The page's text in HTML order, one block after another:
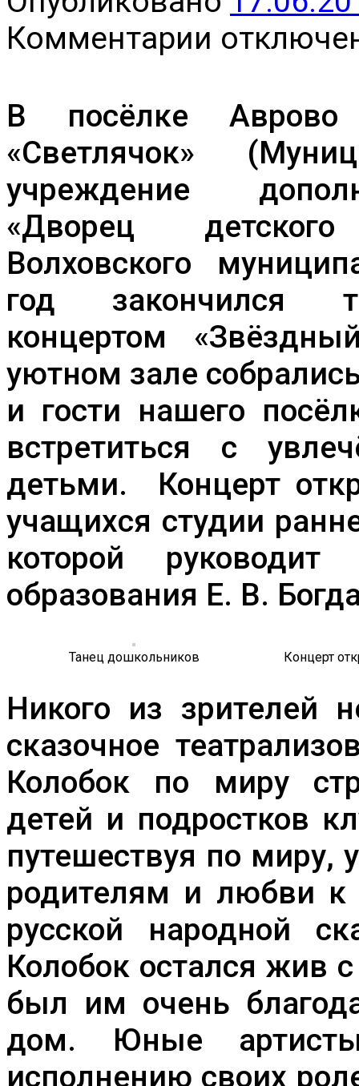
Комментарии
записи
В посёлке Аврово
«Светлячок»
учреждение
«Дворец детского
Волховского
год закончился
концертом
уютном зале
и гости нашего
встретиться с
детьми. Концерт
учащихся студии
которой руководит
образования Е. В.
Танец дошкольников Концерт
Никого из зрителей
сказочное
Колобок по миру
детей и подростков
путешествуя по миру,
родителям и любви к
русской народной
Колобок остался жив
был им очень
дом. Юные
исполнению своих